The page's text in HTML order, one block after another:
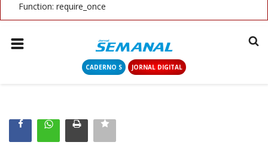
Function: require_once
CADERNO S JORNAL DIGITAL